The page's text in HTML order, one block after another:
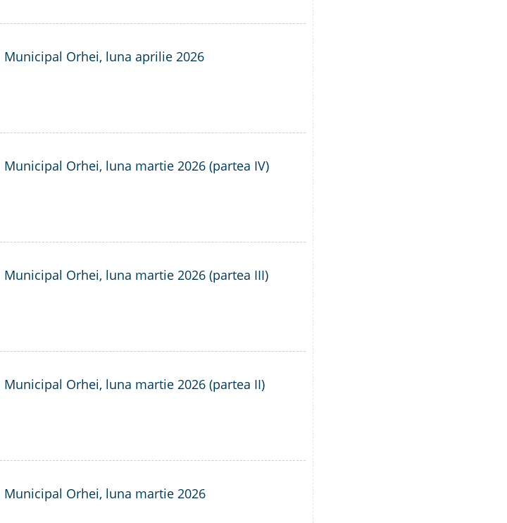
Orhei, luna aprilie 2026
Orhei, luna martie 2026 (partea IV)
Orhei, luna martie 2026 (partea III)
Orhei, luna martie 2026 (partea II)
Orhei, luna martie 2026